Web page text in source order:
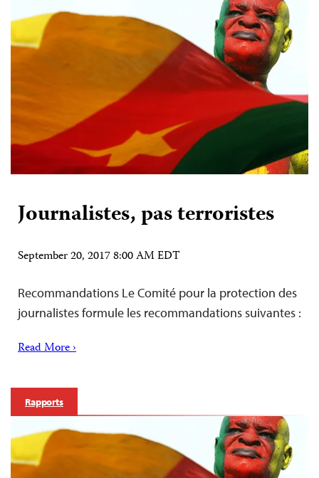
Journalistes, pas terroristes
September 20, 2017 8:00 AM EDT
Recommandations Le Comité pour la protection des
journalistes formule les recommandations suivantes :
Read More ›
Rapports